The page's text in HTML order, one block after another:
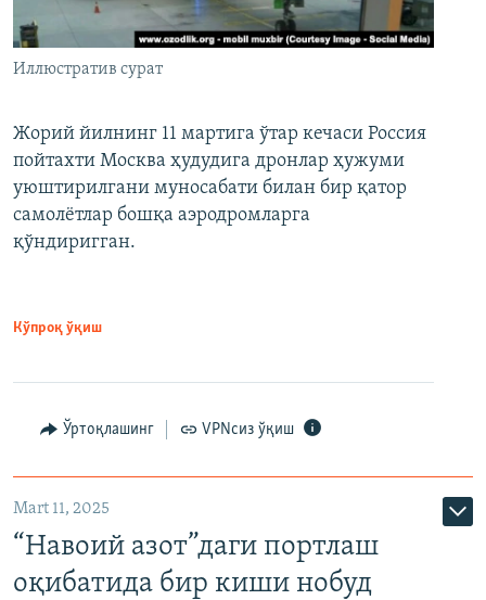
Иллюстратив сурат
Жорий йилнинг 11 мартига ўтар кечаси Россия
пойтахти Москва ҳудудига дронлар ҳужуми
уюштирилгани муносабати билан бир қатор
самолётлар бошқа аэродромларга
қўндиригган.
Кўпроқ ўқиш
Ўртоқлашинг VPNсиз ўқиш
Mart 11, 2025
“Навоий азот”даги портлаш
оқибатида бир киши нобуд